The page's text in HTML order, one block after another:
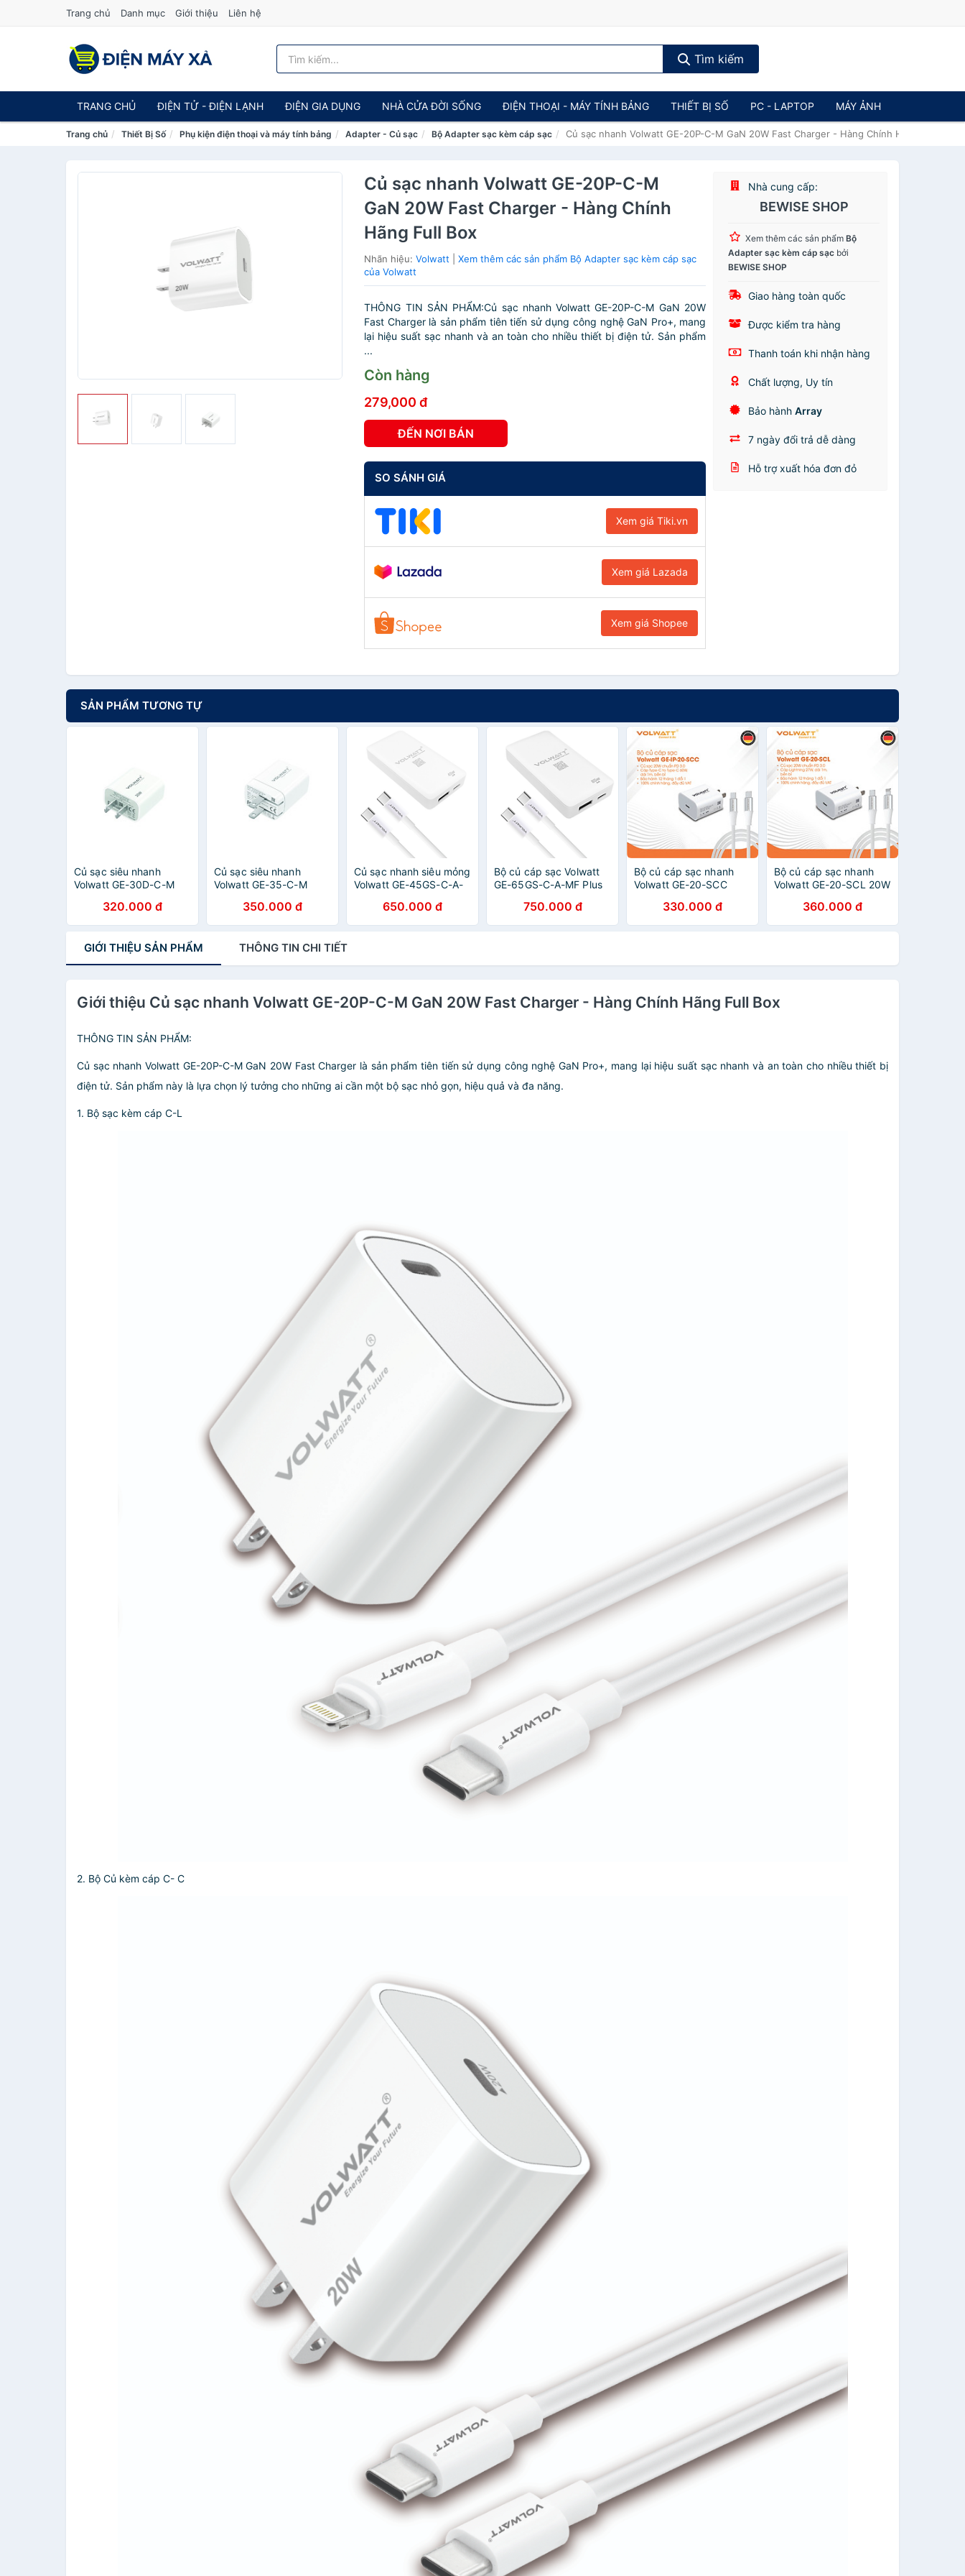
Trang chủ Danh mục Giới thiệu Liên hệ
Tìm kiếm
TRANG CHỦ ĐIỆN TỬ - ĐIỆN LẠNH ĐIỆN GIA DỤNG NHÀ CỬA ĐỜI SỐNG ĐIỆN THOẠI - MÁY TÍNH BẢNG THIẾT BỊ SỐ PC - LAPTOP MÁY ẢNH
Trang chủ Thiết Bị Số Phụ kiện điện thoại và máy tính bảng Adapter - Củ sạc Bộ Adapter sạc kèm cáp sạc Củ sạc nhanh Volwatt GE-20P-C-M GaN 20W Fast Charger - Hàng Chính Hãng Full Box
Củ sạc nhanh Volwatt GE-20P-C-M
GaN 20W Fast Charger - Hàng Chính
Hãng Full Box
Nhãn hiệu:Volwatt |Xem thêm các sản phẩm Bộ Adapter sạc kèm cáp sạc
của Volwatt
THÔNG TIN SẢN PHẨM:Củ sạc nhanh Volwatt GE-20P-C-M GaN 20W
Fast Charger là sản phẩm tiên tiến sử dụng công nghệ GaN Pro+, mang
lại hiệu suất sạc nhanh và an toàn cho nhiều thiết bị điện tử. Sản phẩm
...
Còn hàng
279,000 đ
ĐẾN NƠI BÁN
SO SÁNH GIÁ
Xem giá Tiki.vn
Xem giá Lazada
Xem giá Shopee
Nhà cung cấp:
BEWISE SHOP
Xem thêm các sản phẩmBộ
Adapter sạc kèm cáp sạc bởi
BEWISE SHOP
Giao hàng toàn quốc
Được kiểm tra hàng
Thanh toán khi nhận hàng
Chất lượng, Uy tín
Bảo hànhArray
7 ngày đổi trả dễ dàng
Hỗ trợ xuất hóa đơn đỏ
SẢN PHẨM TƯƠNG TỰ
Củ sạc siêu nhanh
Volwatt GE-30D-C-M
Hãng Full Box
320.000 đ
Củ sạc siêu nhanh
Volwatt GE-35-C-M
Ports - Hàng Chính
Hãng Full Box
350.000 đ
Củ sạc nhanh siêu mỏng
Volwatt GE-45GS-C-A-
Charger - Hàng Chính
Hãng Full box
650.000 đ
Bộ củ cáp sạc Volwatt
GE-65GS-C-A-MF Plus
Hàng Chính Hãng
750.000 đ
Bộ củ cáp sạc nhanh
Volwatt GE-20-SCC
Adapter PD Type-C +
Cáp Type-C to Type-C
330.000 đ
Bộ củ cáp sạc nhanh
Volwatt GE-20-SCL 20W
Adapter PD Type-C +
Cáp Type-C to L 27W,
360.000 đ
GIỚI THIỆU SẢN PHẨM THÔNG TIN CHI TIẾT
Giới thiệu Củ sạc nhanh Volwatt GE-20P-C-M GaN 20W Fast Charger - Hàng Chính Hãng Full Box
THÔNG TIN SẢN PHẨM:
Củ sạc nhanh Volwatt GE-20P-C-M GaN 20W Fast Charger là sản phẩm tiên tiến sử dụng công nghệ GaN Pro+, mang lại hiệu suất sạc nhanh và an toàn cho nhiều thiết bị
điện tử. Sản phẩm này là lựa chọn lý tưởng cho những ai cần một bộ sạc nhỏ gọn, hiệu quả và đa năng.
1. Bộ sạc kèm cáp C-L
2. Bộ Củ kèm cáp C- C